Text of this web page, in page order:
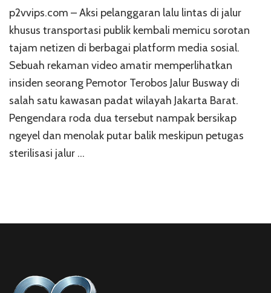
p2vvips.com – Aksi pelanggaran lalu lintas di jalur
khusus transportasi publik kembali memicu sorotan
tajam netizen di berbagai platform media sosial.
Sebuah rekaman video amatir memperlihatkan
insiden seorang Pemotor Terobos Jalur Busway di
salah satu kawasan padat wilayah Jakarta Barat.
Pengendara roda dua tersebut nampak bersikap
ngeyel dan menolak putar balik meskipun petugas
sterilisasi jalur …